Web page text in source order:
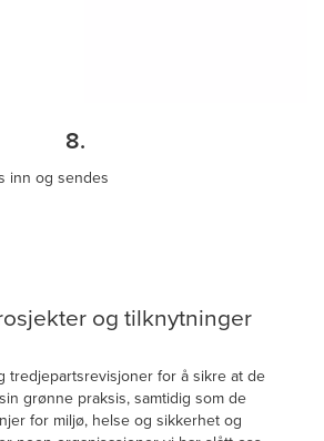
8.
inn og sendes
og tilknytninger
tredjepartsrevisjoner for å sikre at de
grønne praksis, samtidig som de
for miljø, helse og sikkerhet og